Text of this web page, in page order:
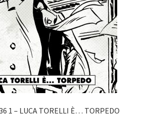
1 – LUCA TORELLI È… TORPEDO